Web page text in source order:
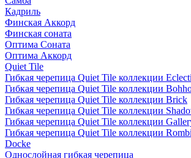
Кадриль
Финская Аккорд
Финская соната
Оптима Соната
Оптима Аккорд
Quiet Tile
Гибкая черепица Quiet Tile коллекции
Гибкая черепица Quiet Tile коллекции
Гибкая черепица Quiet Tile коллекции Brick
Гибкая черепица Quiet Tile коллекции
Гибкая черепица Quiet Tile коллекции
Гибкая черепица Quiet Tile коллекции
Docke
Однослойная гибкая черепица